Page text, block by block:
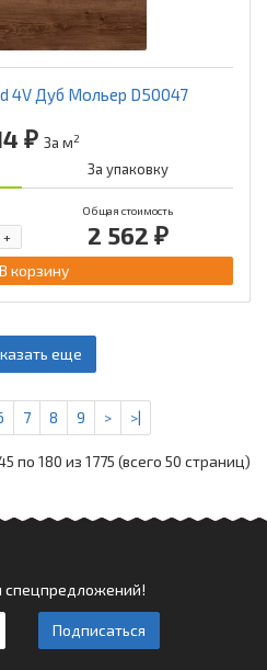
4V Дуб Мольер D50047
₽ За м2
За упаковку
Общая стоимость
2 562 ₽
+
В корзину
еще
7 8 9 > >|
по 180 из 1775 (всего 50 страниц)
спецпредложений!
Подписаться